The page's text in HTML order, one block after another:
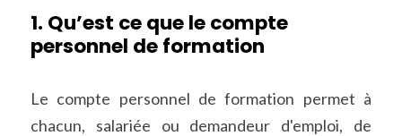
1. Qu’est ce que le compte
personnel de formation
Le compte personnel de formation permet à
chacun, salariée ou demandeur d'emploi, de